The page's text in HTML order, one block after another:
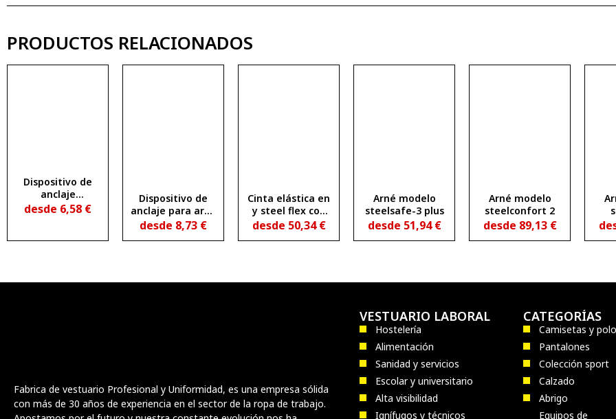
PRODUCTOS RELACIONADOS
Dispositivo de
anclaje
provisional
transportable
de 200 cm
desde 6,58 €
Dispositivo de
anclaje para arné
en acero
inoxidable plx hcr
desde 8,73 €
Cinta elástica en
y steel flex con
absorbedor y
mosquetones
desde 50,34€
Arné modelo
steelsafe-3 plus
desde 51,94€
Arné modelo
steelconfort 2
desde 89,13 €
Fabrica de vestuario Profesional y Uniformidad, es una empresa sólida
con más de 30 años de experiencia en el sector de la ropa de trabajo.
VESTUARIO LABORAL
Hostelería
Alimentación
Sanidad y servicios
Escolar y universitario
Alta visibilidad
Ignífugos y técnicos
CATEGORÍAS
Camisetas y
Pantalones
Colección sport
Calzado
Abrigo
Equipos de